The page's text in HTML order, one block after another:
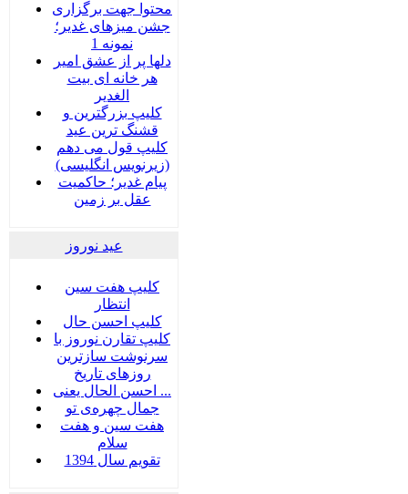
محتوا جهت برگزاری
جشن میزهای غدیر؛
نمونه 1
دلها پر از عشق امیر
هر خانه ای بیت
الغدیر
کلیپ بزرگترین و
قشنگ ترین عید
کلیپ قول می دهم
(زیرنویس انگلیسی)
پیام غدیر؛ حاکمیت
عقل بر زمین
عید نوروز
کلیپ هفت سین
انتظار
کلیپ احسن حال
کلیپ تقارن نوروز با
سرنوشت سازترین
روزهای تاریخ
احسن الحال یعنی ...
جمال چهره‌ی تو
هفت سين و هفت
سلام
تقویم سال 1394